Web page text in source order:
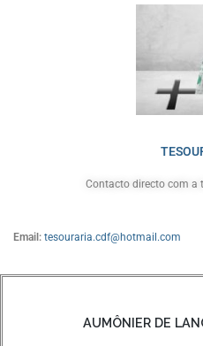
Contacto directo com a
Email: tesouraria.cdf@hotmail.com
AUMÔNIER DE